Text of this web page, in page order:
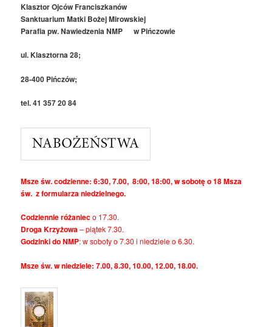
Klasztor Ojców Franciszkanów
Sanktuarium Matki Bożej Mirowskiej
Parafia pw. Nawiedzenia NMP w Pińczowie
ul. Klasztorna 28;
28-400 Pińczów;
tel. 41 357 20 84
Msze św. codzienne: 6:30, 7.00, 8:00, 18:00, w sobotę o 18 Msza
św. z formularza niedzielnego.
Codziennie różanieco 17.30.
Droga Krzyżowa– piątek 7.30.
Godzinki do NMP: w soboty o 7.30 i niedziele o 6.30.
Msze św. w niedziele: 7.00, 8.30, 10.00, 12.00, 18.00.